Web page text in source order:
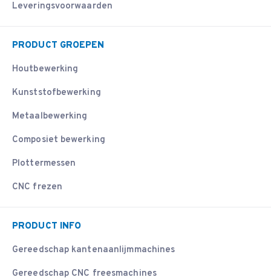
Leveringsvoorwaarden
PRODUCT GROEPEN
Houtbewerking
Kunststofbewerking
Metaalbewerking
Composiet bewerking
Plottermessen
CNC frezen
PRODUCT INFO
Gereedschap kantenaanlijmmachines
Gereedschap CNC freesmachines